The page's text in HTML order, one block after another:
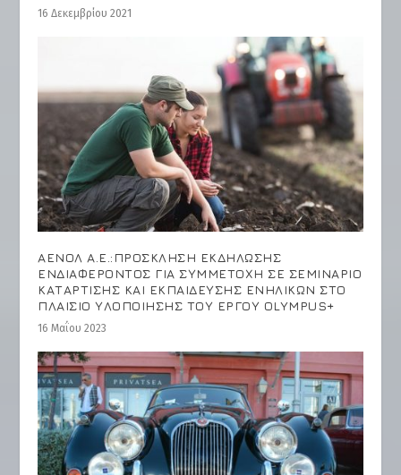
16 Δεκεμβρίου 2021
ΑΕΝΟΛ Α.Ε.:ΠΡΟΣΚΛΗΣΗ ΕΚΔΗΛΩΣΗΣ
ΕΝΔΙΑΦΕΡΟΝΤΟΣ ΓΙΑ ΣΥΜΜΕΤΟΧΗ ΣΕ ΣΕΜΙΝΑΡΙΟ
ΚΑΤΑΡΤΙΣΗΣ ΚΑΙ ΕΚΠΑΙΔΕΥΣΗΣ ΕΝΗΛΙΚΩΝ ΣΤΟ
ΠΛΑΙΣΙΟ ΥΛΟΠΟΙΗΣΗΣ ΤΟΥ ΕΡΓΟΥ OLYMPUS+
16 Μαΐου 2023